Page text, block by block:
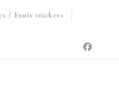
/ Etuis stickers